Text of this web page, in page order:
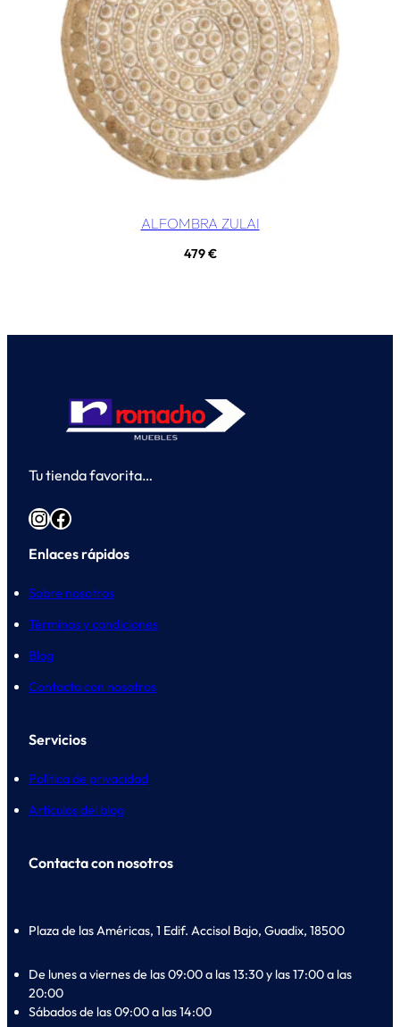
ALFOMBRA ZULAI
479€
Tu tienda favorita…
InstagramFacebook
Enlaces rápidos
Sobre nosotros
Términos y condiciones
Blog
Contacta con nosotros
Servicios
Política de privacidad
Artículos del blog
Contacta con nosotros
Plaza de las Américas, 1 Edif. Accisol Bajo, Guadix, 18500
De lunes a viernes de las 09:00 a las 13:30 y las 17:00 a las
20:00
Sábados de las 09:00 a las 14:00